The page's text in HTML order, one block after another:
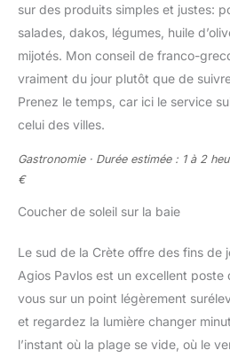
sur des produits simples et justes:
salades, dakos, légumes, huile
mijotés. Mon conseil de franco-
vraiment du jour plutôt que de
Prenez le temps, car ici le service
celui des villes.
Gastronomie · Durée estimée : 1 à 2
€
Coucher de soleil sur la baie
Le sud de la Crète offre des fins de
Agios Pavlos est un excellent poste
vous sur un point légèrement
et regardez la lumière changer
l’instant où la plage se vide, où le